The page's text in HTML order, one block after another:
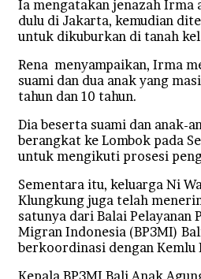
Ia mengatakan jenazah Irma
dulu di Jakarta, kemudian
untuk dikuburkan di tanah
Rena menyampaikan, Irma
suami dan dua anak yang
tahun dan 10 tahun.
Dia beserta suami dan anak-
berangkat ke Lombok pada
untuk mengikuti prosesi
Sementara itu, keluarga Ni
Klungkung juga telah
satunya dari Balai Pelayanan
Migran Indonesia (BP3MI)
berkoordinasi dengan Kemlu